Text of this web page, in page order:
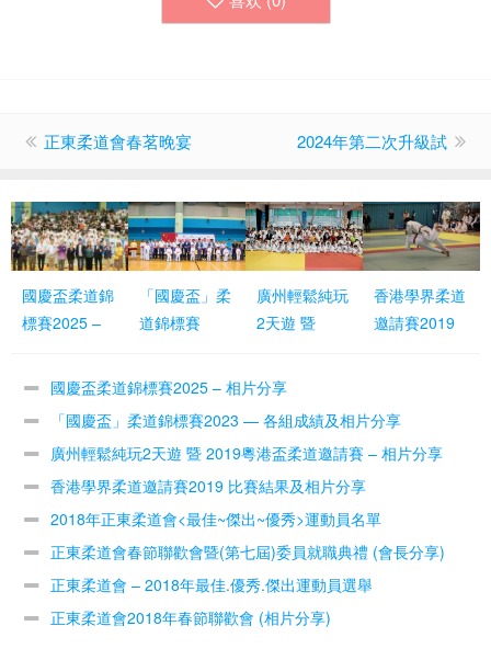
正東柔道會春茗晚宴 2024年第二次升級試
國慶盃柔道錦
標賽2025 –
「國慶盃」柔
道錦標賽
成績及相片分
廣州輕鬆純玩
2天遊 暨
柔道邀請賽 –
香港學界柔道
邀請賽2019
國慶盃柔道錦標賽2025 – 相片分享
「國慶盃」柔道錦標賽2023 — 各組成績及相片分享
廣州輕鬆純玩2天遊 暨 2019粵港盃柔道邀請賽 – 相片分享
香港學界柔道邀請賽2019 比賽結果及相片分享
2018年正東柔道會<最佳~傑出~優秀>運動員名單
正東柔道會春節聯歡會暨(第七屆)委員就職典禮 (會長分享)
正東柔道會 – 2018年最佳.優秀.傑出運動員選舉
正東柔道會2018年春節聯歡會 (相片分享)